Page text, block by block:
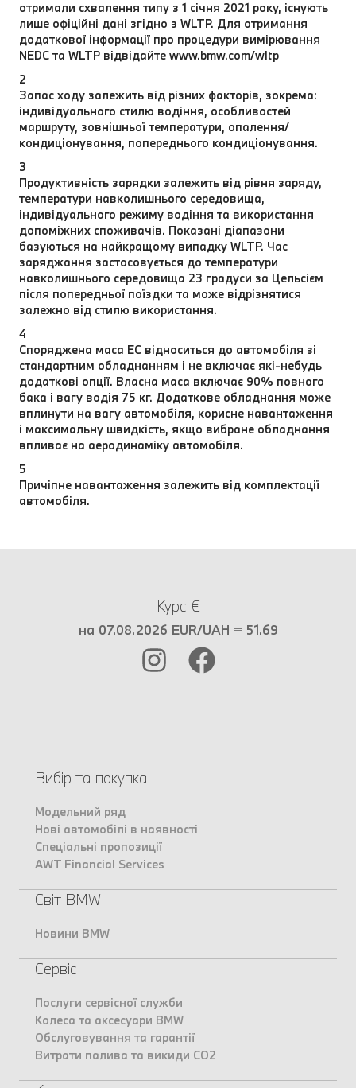
отримали схвалення типу з 1 січня 2021 року, існують
лише офіційні дані згідно з WLTP. Для отримання
додаткової інформації про процедури вимірювання
NEDC та WLTP відвідайте www.bmw.com/wltp
2
Запас ходу залежить від різних факторів, зокрема:
індивідуального стилю водіння, особливостей
маршруту, зовнішньої температури, опалення/
кондиціонування, попереднього кондиціонування.
3
Продуктивність зарядки залежить від рівня заряду,
температури навколишнього середовища,
індивідуального режиму водіння та використання
допоміжних споживачів. Показані діапазони
базуються на найкращому випадку WLTP. Час
заряджання застосовується до температури
навколишнього середовища 23 градуси за Цельсієм
після попередньої поїздки та може відрізнятися
залежно від стилю використання.
4
Споряджена маса EC відноситься до автомобіля зі
стандартним обладнанням і не включає які-небудь
додаткові опції. Власна маса включає 90% повного
бака і вагу водія 75 кг. Додаткове обладнання може
вплинути на вагу автомобіля, корисне навантаження
і максимальну швидкість, якщо вибране обладнання
впливає на аеродинаміку автомобіля.
5
Причіпне навантаження залежить від комплектації
автомобіля.
Курс €
на 07.08.2026 EUR/UAH = 51.69
Вибір та покупка
Модельний ряд
Нові автомобілі в наявності
Спеціальні пропозиції
AWT Financial Services
Світ BMW
Новини BMW
Сервіс
Послуги сервісної служби
Колеса та аксесуари BMW
Обслуговування та гарантії
Витрати палива та викиди CO2